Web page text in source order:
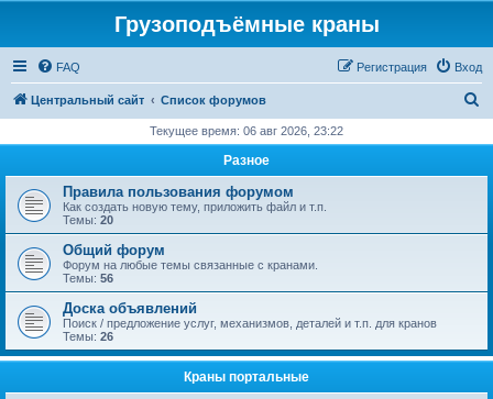
Грузоподъёмные краны
FAQ Вход
Регистрация
Центральный сайт Список форумов
с
Текущее время: 06 авг 2026, 23:22
Разное
Правила пользования форумом
Как создать новую тему, приложить файл и т.п.
Темы: 20
Общий форум
Форум на любые темы связанные с кранами.
Темы: 56
Доска объявлений
Поиск / предложение услуг, механизмов, деталей и т.п. для кранов
Темы: 26
Краны портальные